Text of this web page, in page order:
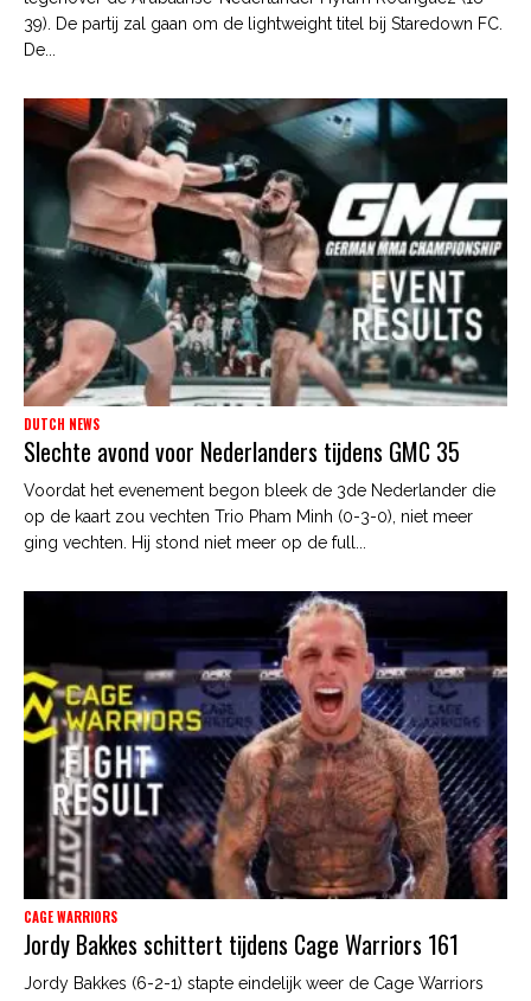
39). De partij zal gaan om de lightweight titel bij Staredown FC.
De...
DUTCH NEWS
Slechte avond voor Nederlanders tijdens GMC 35
Voordat het evenement begon bleek de 3de Nederlander die
op de kaart zou vechten Trio Pham Minh (0-3-0), niet meer
ging vechten. Hij stond niet meer op de full...
CAGE WARRIORS
Jordy Bakkes schittert tijdens Cage Warriors 161
Jordy Bakkes (6-2-1) stapte eindelijk weer de Cage Warriors